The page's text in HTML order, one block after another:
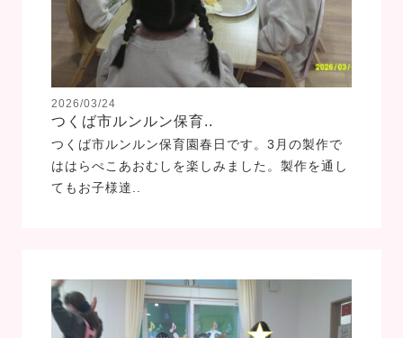
2026/03/24
つくば市ルンルン保育..
つくば市ルンルン保育園春日です。3月の製作で
ははらぺこあおむしを楽しみました。製作を通し
てもお子様達..